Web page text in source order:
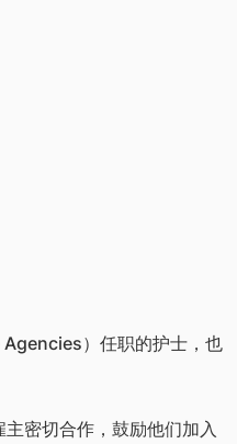
）任职的护士，也
密切合作，鼓励他们加入